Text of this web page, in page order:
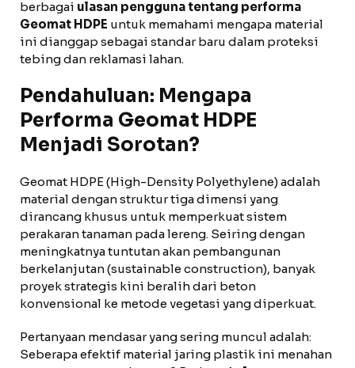
berbagai ulasan pengguna tentang performa
Geomat HDPE untuk memahami mengapa material
ini dianggap sebagai standar baru dalam proteksi
tebing dan reklamasi lahan.
Pendahuluan: Mengapa
Performa Geomat HDPE
Menjadi Sorotan?
Geomat HDPE (High-Density Polyethylene) adalah
material dengan struktur tiga dimensi yang
dirancang khusus untuk memperkuat sistem
perakaran tanaman pada lereng. Seiring dengan
meningkatnya tuntutan akan pembangunan
berkelanjutan (sustainable construction), banyak
proyek strategis kini beralih dari beton
konvensional ke metode vegetasi yang diperkuat.
Pertanyaan mendasar yang sering muncul adalah:
Seberapa efektif material jaring plastik ini menahan